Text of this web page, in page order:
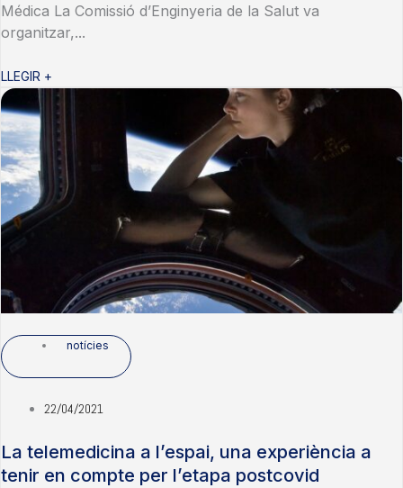
Médica La Comissió d’Enginyeria de la Salut va
organitzar,...
LLEGIR +
notícies
22/04/2021
La telemedicina a l’espai, una experiència a
tenir en compte per l’etapa postcovid